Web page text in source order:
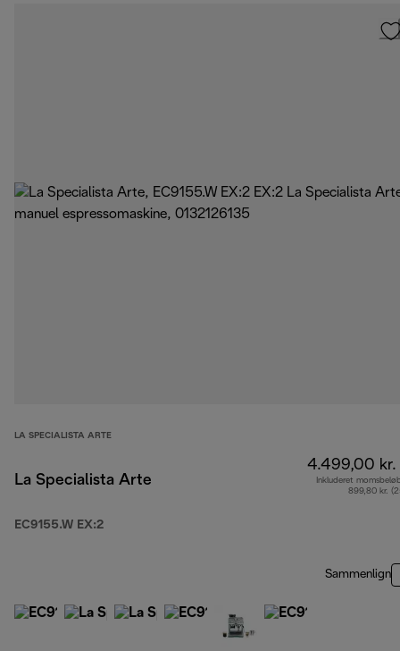
LA SPECIALISTA ARTE
La Specialista Arte
EC9155.W EX:2
4.499,00 kr.
Inkluderet
899,80 kr.
Sammenlign